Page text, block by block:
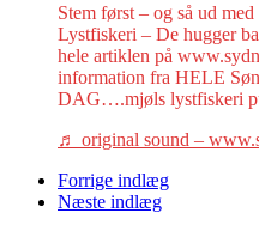
Stem først – og så ud
Lystfiskeri – De hugger
hele artiklen på
information fra HELE
DAG….mjøls lystfiskeri
♬ original sound –
Forrige indlæg
Næste indlæg